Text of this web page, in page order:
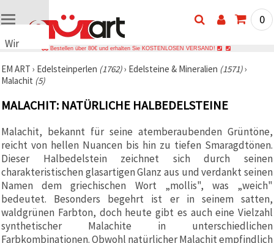
Wir
Cookies
🍪 Wir
Cookies
ähnliche
Technologien,
um das
ordnungsgemäße
Funktionieren
der Website
sicherzustellen,
Nutzungserlebnis
zu
verbessern
und, mit
0
Bestellen über 80€ und erhalten Sie KOSTENLOSEN VERSAND!
EM ART › Edelsteinperlen (1762)› Edelsteine & Mineralien (1571)›
Malachit (5)
MALACHIT: NATÜRLICHE HALBEDELSTEINE
Malachit, bekannt für seine atemberaubenden Grüntöne,
reicht von hellen Nuancen bis hin zu tiefen Smaragdtönen.
Dieser Halbedelstein zeichnet sich durch seinen
charakteristischen glasartigen Glanz aus und verdankt seinen
Namen dem griechischen Wort „mollis", was „weich"
bedeutet. Besonders begehrt ist er in seinem satten,
waldgrünen Farbton, doch heute gibt es auch eine Vielzahl
synthetischer Malachite in unterschiedlichen
Farbkombinationen. Obwohl natürlicher Malachit empfindlich